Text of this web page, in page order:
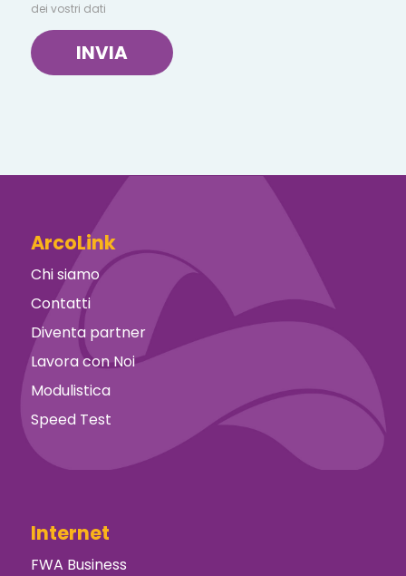
dei vostri dati
INVIA
ArcoLink
Chi siamo
Contatti
Diventa partner
Lavora con Noi
Modulistica
Speed Test
Internet
FWA Business